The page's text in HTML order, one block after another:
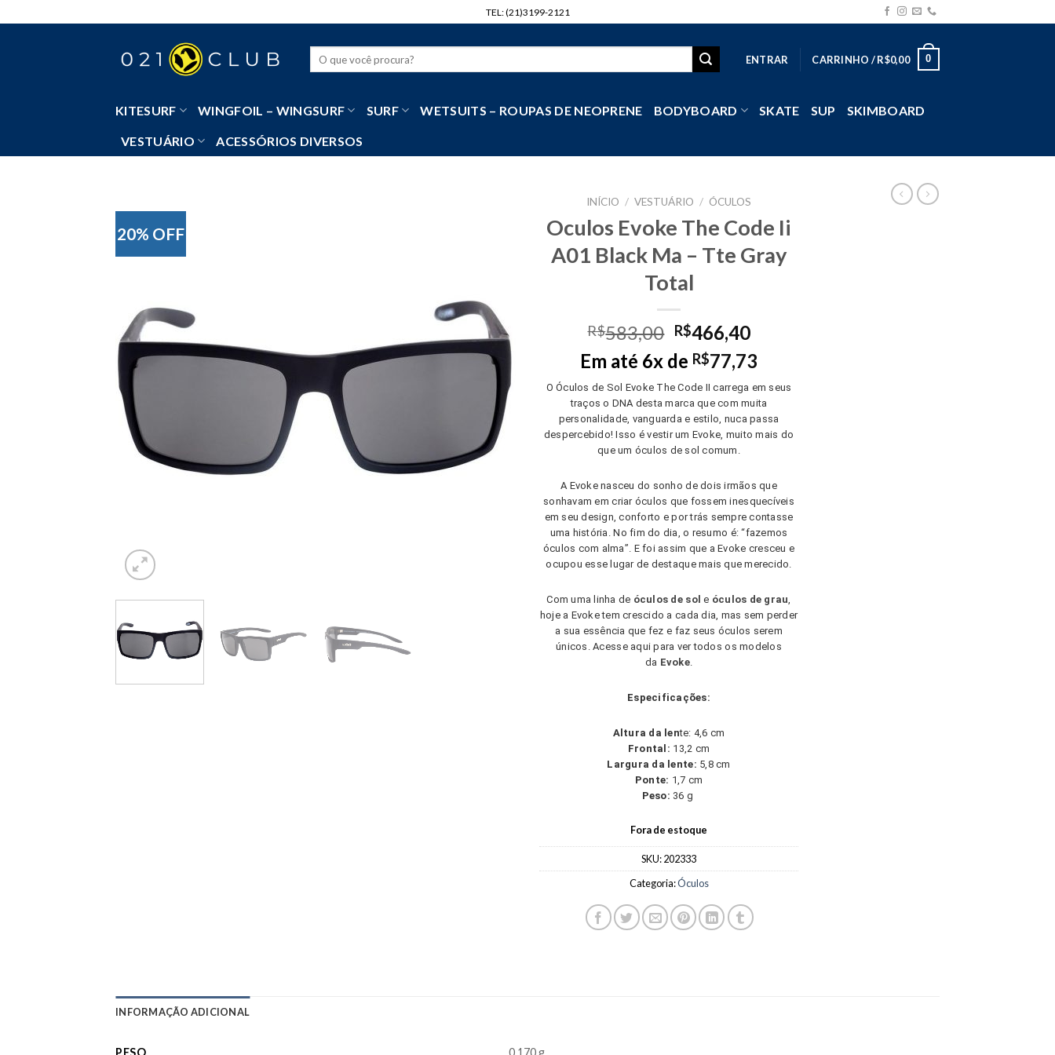
to
TEL: (21)3199-2121
ENTRAR CARRINHO /R$0,00 0
KITESURF WINGFOIL – WINGSURF SURF WETSUITS – ROUPAS DE NEOPRENE BODYBOARD SKATE SUP SKIMBOARD
VESTUÁRIO ACESSÓRIOS DIVERSOS
20% OFF
INÍCIO / VESTUÁRIO / ÓCULOS
Oculos Evoke The Code Ii
A01 Black Ma – Tte Gray
Total
R$583,00 Original
price
was:
R$583,00.
R$466,40Current
price
is:
R$466,40.
Em até 6x de R$77,73
O Óculos de Sol Evoke The Code II carrega em seus
traços o DNA desta marca que com muita
personalidade, vanguarda e estilo, nuca passa
despercebido! Isso é vestir um Evoke, muito mais do
que um óculos de sol comum.
A Evoke nasceu do sonho de dois irmãos que
sonhavam em criar óculos que fossem inesquecíveis
em seu design, conforto e por trás sempre contasse
uma história. No fim do dia, o resumo é: “fazemos
óculos com alma”. E foi assim que a Evoke cresceu e
ocupou esse lugar de destaque mais que merecido.
Com uma linha de óculos de sol e óculos de grau
hoje a Evoke tem crescido a cada dia, mas sem perder
a sua essência que fez e faz seus óculos serem
únicos. Acesse aqui para ver todos os modelos
da Evoke.
Especificações:
Altura da lente: 4,6 cm
Frontal: 13,2 cm
Largura da lente: 5,8 cm
Ponte: 1,7 cm
Peso: 36 g
Fora de estoque
SKU:202333
Categoria:Óculos
INFORMAÇÃO ADICIONAL
PESO 0,170 g